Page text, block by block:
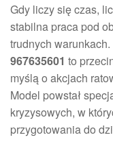
Gdy liczy się czas,
stabilna praca pod
trudnych warunkach.
967635601 to
myślą o akcjach
Model powstał
kryzysowych, w
przygotowania do